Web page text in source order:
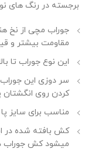
برجسته در رنگ های
جوراب مچی از نخ
مقاومت بیشتر و
این نوع جوراب تا
سر دوزی این
کردن روی
مناسب برای سایز پا 36 الی 44
کش بافته شده در
میشود کش جوراب